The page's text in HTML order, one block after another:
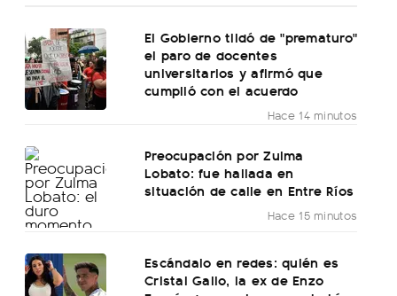
El Gobierno tildó de "prematuro"
el paro de docentes
universitarios y afirmó que
cumplió con el acuerdo
Hace 14 minutos
Preocupación por Zulma
Lobato: fue hallada en
situación de calle en Entre Ríos
Hace 15 minutos
Escándalo en redes: quién es
Cristal Gallo, la ex de Enzo